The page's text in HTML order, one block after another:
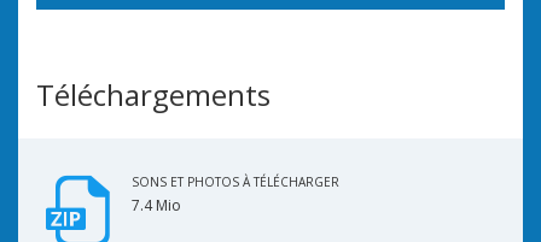
Téléchargements
SONS ET PHOTOS À TÉLÉCHARGER
7.4 Mio